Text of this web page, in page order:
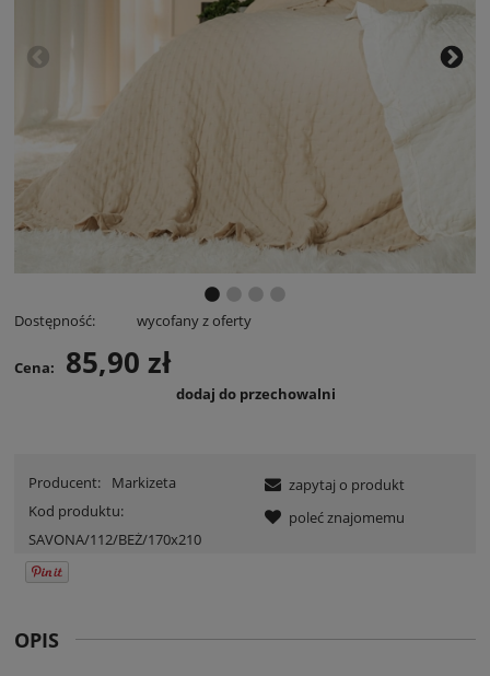
Dostępność: wycofany z oferty
Cena: 85,90 zł
dodaj do przechowalni
Producent:
Markizeta
Kod produktu:
SAVONA/112/BEŻ/170x210
zapytaj o produkt
poleć znajomemu
OPIS